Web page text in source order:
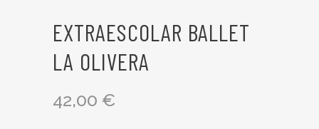
EXTRAESCOLAR BALLET
LA OLIVERA
42,00 €